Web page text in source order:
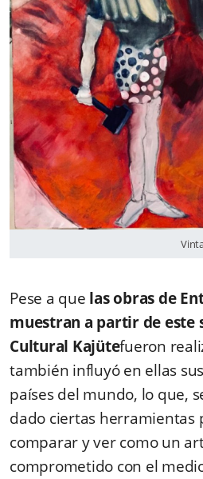
Pese a que las obras de
muestran a partir de este
Cultural Kajütefueron
también influyó en ellas
países del mundo, lo que,
dado ciertas herramientas
comparar y ver como un
comprometido con el